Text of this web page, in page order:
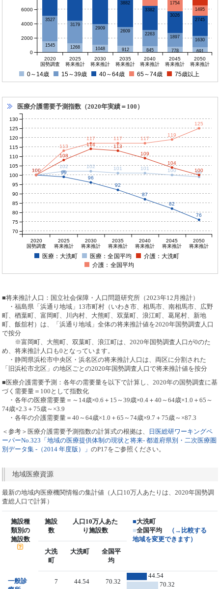
1545 1268 1048 912 845 778 691
3527
3179
2909
2609
2263
1897
1630
3882
3382
3026
2745
1754
1495
2020
国勢調査
2025
将来推計
2030
将来推計
2035
将来推計
2040
将来推計
2045
将来推計
2050
将来推計
0
2000
4000
6000
0～14歳 15～39歳 40～64歳 65～74歳 75歳以上
医療介護需要予測指数（2020年実績＝100）
100
99
96
92
87
82
76
100
102 102 101 101 100 99
100
108
114
113
109
104
100
100
113
117 117 117
119
125
2020
国勢調査
2025
将来推計
2030
将来推計
2035
将来推計
2040
将来推計
2045
将来推計
2050
将来推計
75
80
85
90
95
100
105
110
115
120
125
70
130
医療：大洗町 医療：全国平均
介護：大洗町
介護：全国平均
■将来推計人口：国立社会保障・人口問題研究所（2023年12月推計）
・福島県「浜通り地域」13市町村（いわき市、相馬市、南相馬市、広野
町、楢葉町、富岡町、川内村、大熊町、双葉町、浪江町、葛尾村、新地
町、飯舘村）は、「浜通り地域」全体の将来推計値を2020年国勢調査人口
で按分
※富岡町、大熊町、双葉町、浪江町は、2020年国勢調査人口が0のた
め、将来推計人口も0となっています。
・静岡県浜松市中央区・浜名区の将来推計人口は、両区に分割された
「旧浜松市北区」の地区ごとの2020年国勢調査人口で将来推計値を按分
■医療介護需要予測：各年の需要量を以下で計算し、2020年の国勢調査に基
づく需要量＝100として指数化
・各年の医療需要量＝～14歳×0.6＋15～39歳×0.4＋40～64歳×1.0＋65～
74歳×2.3＋75歳～×3.9
・各年の介護需要量＝40～64歳×1.0＋65～74歳×9.7＋75歳～×87.3
＜参考＞医療介護需要予測指数の計算式の根拠は、
日医総研ワーキングペ
ーパーNo.323「地域の医療提供体制の現状と将来- 都道府県別・二次医療圏
別データ集 -（2014 年度版）」のP17をご参照ください。
地域医療資源
最新の地域内医療機関情報の集計値（人口10万人あたりは、2020年国勢調
査総人口で計算）
施設種
類別の
施設数
施設
数
人口10万人あた
り施設数
■大洗町
■全国平均
（→比較する
地域を変更できます）
大洗
町
大洗町
全国平
均
一般診
7 44.54 70.32
44.54
70.32